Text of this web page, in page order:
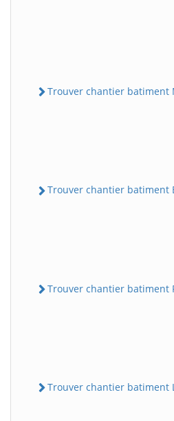
Trouver chantier batiment
Trouver chantier batiment
Trouver chantier batiment
Trouver chantier batiment